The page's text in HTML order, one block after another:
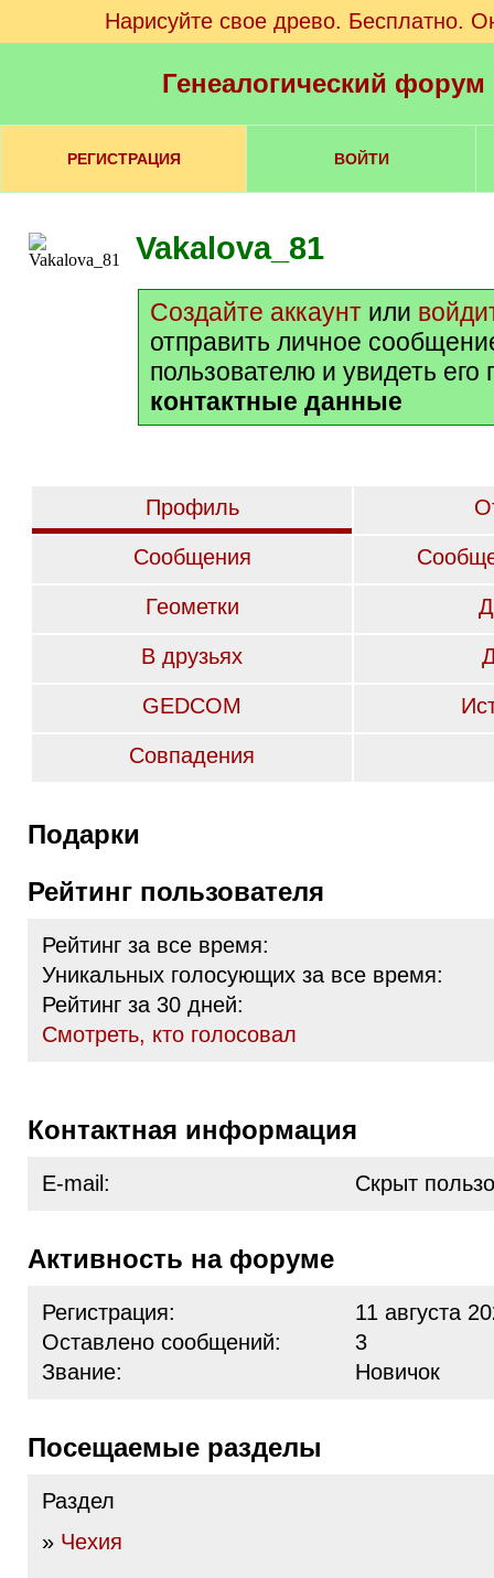
Нарисуйте свое древо. Бесплатно.
Генеалогический
РЕГИСТРАЦИЯ ВОЙТИ
Vakalova_81
Создайте аккаунт или
отправить личное
пользователю и увидеть его
контактные данные
Профиль
Сообщения
Геометки
В друзьях
GEDCOM
Совпадения
Подарки
Рейтинг пользователя
Рейтинг за все время:
Уникальных голосующих за все время:
Рейтинг за 30 дней:
Cмотреть, кто голосовал
Контактная информация
E-mail: Скрыт
Активность на форуме
Регистрация:
11 августа
Оставлено сообщений:
3
Звание:
Новичок
Посещаемые разделы
Раздел
» Чехия